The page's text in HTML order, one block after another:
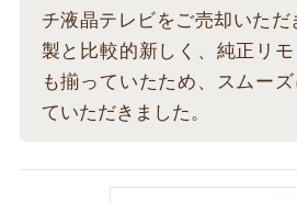
チ液晶テレビをご売却いた
製と比較的新しく、純正リ
も揃っていたため、スムー
ていただきました。